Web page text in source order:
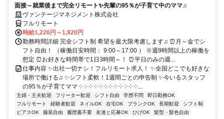
面接～就業後まで完全リモート✨先輩の95％が子育て中のママ♫
ヴァンテージマネジメント株式会社
フルリモート
時給1,226円～1,920円
勤務時間詳細 完全シフト制 希望を最大限考慮します♫ ⏰月～金でシ
フト自由！ （稼働目安時間： 9:00～17:00 ） ※週9時間以上の稼働を
想定 ⏰お好きな時間帯で1日3時間～！ ⏰平日のみの週...
仕事内容 ✨出社一切ナシ！フルリモート求人！ ✨全国どこでも好きな
場所で働ける♫ ✨シフト柔軟！1週間ごとの申告制 ✨今いるスタッフ
の95％が子育てママ ༶ ༶ ༶ ༶ ༶ ༶ ༶ ༶ ༶ ༶ ༶ ༶...
主婦・主夫歓迎 フリーター歓迎 シフト自由 学歴不問
即日勤務OK
フルリモート
経験者歓迎 ネイルOK 在宅OK ブランクOK 長期歓迎
シフト制
ピアスOK
服装自由 履歴書不要 友達と応募OK ひげOK 髪型・髪色自由